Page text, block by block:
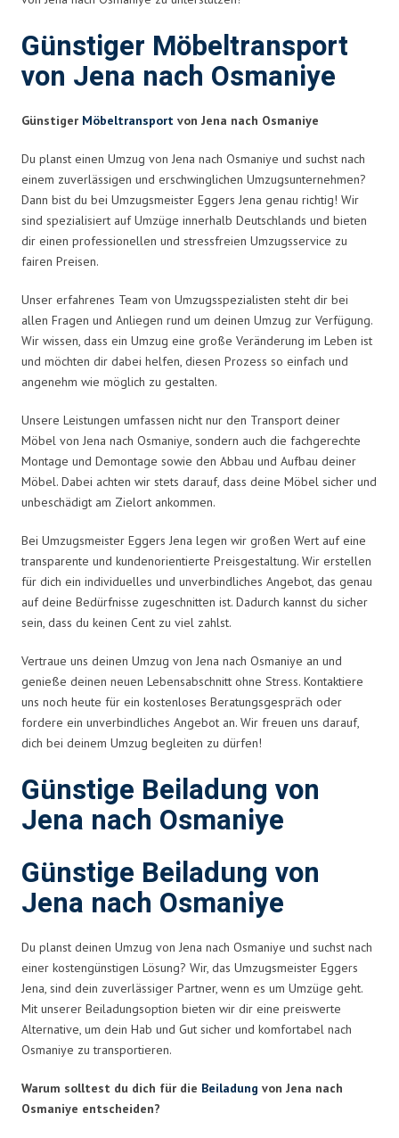
Günstiger Möbeltransport
von Jena nach Osmaniye
Günstiger Möbeltransport von Jena nach Osmaniye
Du planst einen Umzug von Jena nach Osmaniye und suchst nach
einem zuverlässigen und erschwinglichen Umzugsunternehmen?
Dann bist du bei Umzugsmeister Eggers Jena genau richtig! Wir
sind spezialisiert auf Umzüge innerhalb Deutschlands und bieten
dir einen professionellen und stressfreien Umzugsservice zu
fairen Preisen.
Unser erfahrenes Team von Umzugsspezialisten steht dir bei
allen Fragen und Anliegen rund um deinen Umzug zur Verfügung.
Wir wissen, dass ein Umzug eine große Veränderung im Leben ist
und möchten dir dabei helfen, diesen Prozess so einfach und
angenehm wie möglich zu gestalten.
Unsere Leistungen umfassen nicht nur den Transport deiner
Möbel von Jena nach Osmaniye, sondern auch die fachgerechte
Montage und Demontage sowie den Abbau und Aufbau deiner
Möbel. Dabei achten wir stets darauf, dass deine Möbel sicher und
unbeschädigt am Zielort ankommen.
Bei Umzugsmeister Eggers Jena legen wir großen Wert auf eine
transparente und kundenorientierte Preisgestaltung. Wir erstellen
für dich ein individuelles und unverbindliches Angebot, das genau
auf deine Bedürfnisse zugeschnitten ist. Dadurch kannst du sicher
sein, dass du keinen Cent zu viel zahlst.
Vertraue uns deinen Umzug von Jena nach Osmaniye an und
genieße deinen neuen Lebensabschnitt ohne Stress. Kontaktiere
uns noch heute für ein kostenloses Beratungsgespräch oder
fordere ein unverbindliches Angebot an. Wir freuen uns darauf,
dich bei deinem Umzug begleiten zu dürfen!
Günstige Beiladung von
Jena nach Osmaniye
Günstige Beiladung von
Jena nach Osmaniye
Du planst deinen Umzug von Jena nach Osmaniye und suchst nach
einer kostengünstigen Lösung? Wir, das Umzugsmeister Eggers
Jena, sind dein zuverlässiger Partner, wenn es um Umzüge geht.
Mit unserer Beiladungsoption bieten wir dir eine preiswerte
Alternative, um dein Hab und Gut sicher und komfortabel nach
Osmaniye zu transportieren.
Warum solltest du dich für die Beiladung von Jena nach
Osmaniye entscheiden?